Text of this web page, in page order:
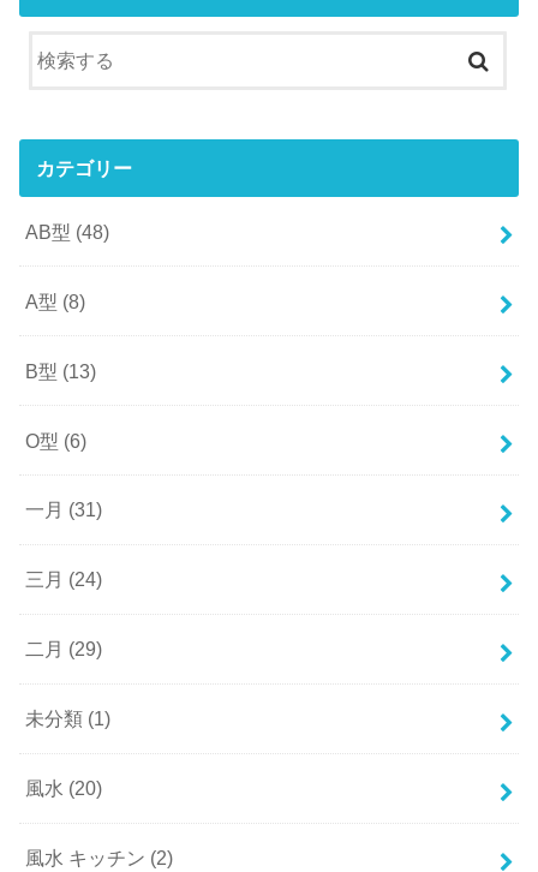
カテゴリー
AB型 (48)
A型 (8)
B型 (13)
O型 (6)
一月 (31)
三月 (24)
二月 (29)
未分類 (1)
風水 (20)
風水 キッチン (2)